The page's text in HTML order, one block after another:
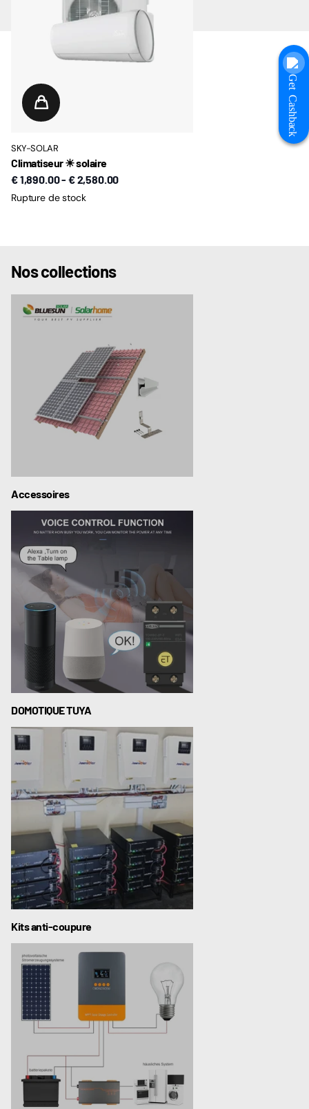
SKY-SOLAR
Climatiseur ☀ solaire
€ 1,890.00- € 2,580.00
Rupture de stock
Nos collections
Accessoires
DOMOTIQUE TUYA
Kits anti-coupure
Get Cashback